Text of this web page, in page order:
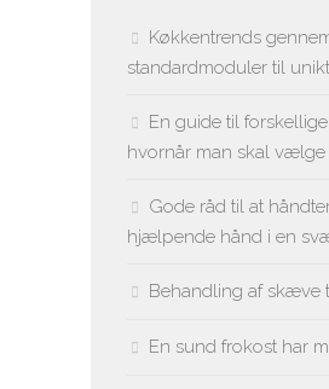
Køkkentrends
standardmoduler til
En guide til
hvornår man skal vælge
Gode råd til at
hjælpende hånd i en
Behandling af skæve
En sund frokost har